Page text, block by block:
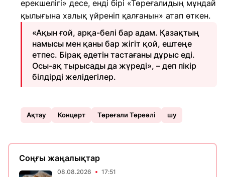
ерекшелігі» десе, енді бірі «Төреғалидың мұндай
қылығына халық үйреніп қалғанын» атап өткен.
«Ақын ғой, арқа-белі бар адам. Қазақтың
намысы мен қаны бар жігіт қой, ештеңе
етпес. Бірақ әдетін тастағаны дұрыс еді.
Осы-ақ тырысады да жүреді», – деп пікір
білдірді желідегілер.
Ақтау Концерт Төреғали Төреәлі шу
Соңғы жаңалықтар
08.08.2026 17:51